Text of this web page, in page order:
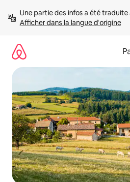
directement
Afficher dans la langue d'origine